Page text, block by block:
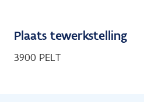
Plaats tewerkstelling
3900 PELT